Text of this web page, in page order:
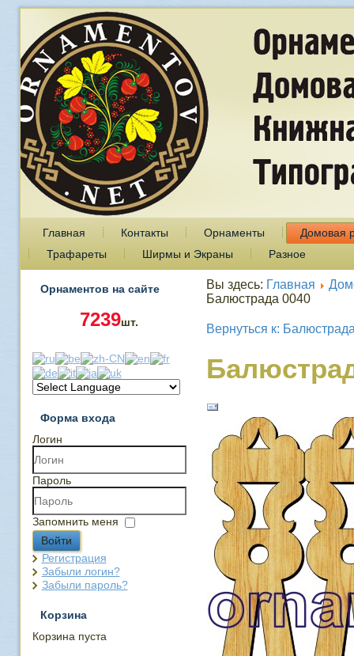
Главная Контакты Орнаменты
Домовая
Трафареты
Ширмы и Экраны Разное
Орнаментов на сайте
7239шт.
Форма входа
Логин
Пароль
Запомнить меня
Войти
Регистрация
Забыли логин?
Забыли пароль?
Корзина
Корзина пуста
Вы здесь: Главная
Балюстрада 0040
Вернуться к: